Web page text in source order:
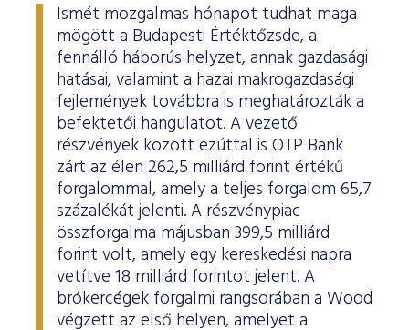
Ismét mozgalmas hónapot tudhat maga
mögött a Budapesti Értéktőzsde, a
fennálló háborús helyzet, annak gazdasági
hatásai, valamint a hazai makrogazdasági
fejlemények továbbra is meghatározták a
befektetői hangulatot. A vezető
részvények között ezúttal is OTP Bank
zárt az élen 262,5 milliárd forint értékű
forgalommal, amely a teljes forgalom 65,7
százalékát jelenti. A részvénypiac
összforgalma májusban 399,5 milliárd
forint volt, amely egy kereskedési napra
vetítve 18 milliárd forintot jelent. A
brókercégek forgalmi rangsorában a Wood
végzett az első helyen, amelyet a